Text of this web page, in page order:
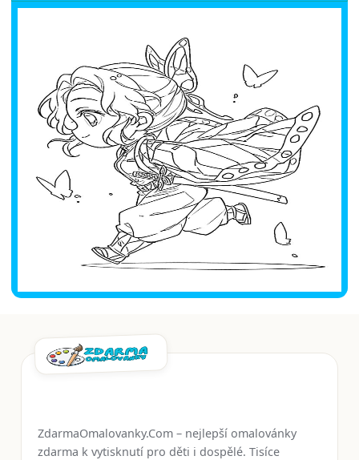
ZdarmaOmalovanky.Com – nejlepší omalovánky
zdarma k vytisknutí pro děti i dospělé. Tisíce